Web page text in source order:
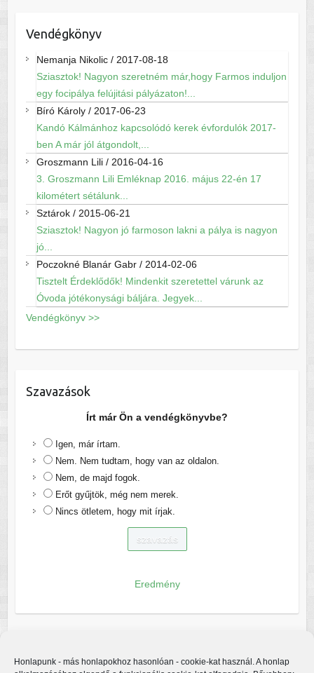
Honlapunk - más honlapokhoz hasonlóan - cookie-kat használ. A honlap
Vendégkönyv
Nemanja Nikolic/ 2017-08-18
Sziasztok! Nagyon szeretném már,hogy Farmos induljon
egy focipálya felújitási pályázaton!...
Bíró Károly/ 2017-06-23
Kandó Kálmánhoz kapcsolódó kerek évfordulók 2017-
ben A már jól átgondolt,...
Groszmann Lili/ 2016-04-16
3. Groszmann Lili Emléknap 2016. május 22-én 17
kilométert sétálunk...
Sztárok/ 2015-06-21
Sziasztok! Nagyon jó farmoson lakni a pálya is nagyon
jó...
Poczokné Blanár Gabr/ 2014-02-06
Tisztelt Érdeklődők! Mindenkit szeretettel várunk az
Óvoda jótékonysági báljára. Jegyek...
Vendégkönyv >>
Szavazások
Írt már Ön a vendégkönyvbe?
Igen, már írtam.
Nem. Nem tudtam, hogy van az oldalon.
Nem, de majd fogok.
Erőt gyűjtök, még nem merek.
Nincs ötletem, hogy mit írjak.
Eredmény